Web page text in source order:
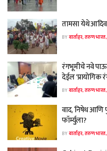
तामसा येथे
BYवार्ताहर, तरुण
रंगभूमीचे नवे
देईल ‘प्रायोगिक
BYवार्ताहर, तरुण
वाद, निषेध आणि
फॉर्म्युला?
BYवार्ताहर, तरुण